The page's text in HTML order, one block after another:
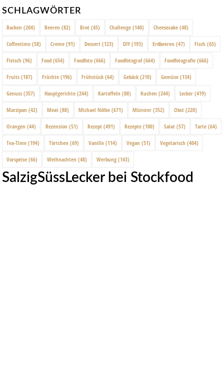
SCHLAGWÖRTER
Backen (204) Beeren (82) Brot (45) Challenge (140) Cheesecake (48)
Coffeetime (58) Creme (91) Dessert (123) DIY (193) Erdbeeren (47) Fisch (65)
Fleisch (96) Food (654) Foodfoto (666) Foodfotograf(664) Foodfotografie (666)
Fruits (187) Früchte (196) Frühstück (64) Gebäck (210) Gemüse (134)
Genuss (357) Hauptgerichte (244) Kartoffeln (88) Kuchen (244) Lecker (419)
Marzipan (42) Meat (88) Michael Nölke (671) Münster (352) Obst (220)
Orangen (44) Rezension (51) Rezept (491) Rezepte (100) Salat (57) Tarte (64)
Tea-Time (194) Törtchen (69) Vanille (114) Vegan (51) Vegetarisch (404)
Vorspeise (66) Weihnachten (48) Werbung (143)
SalzigSüssLecker bei Stockfood